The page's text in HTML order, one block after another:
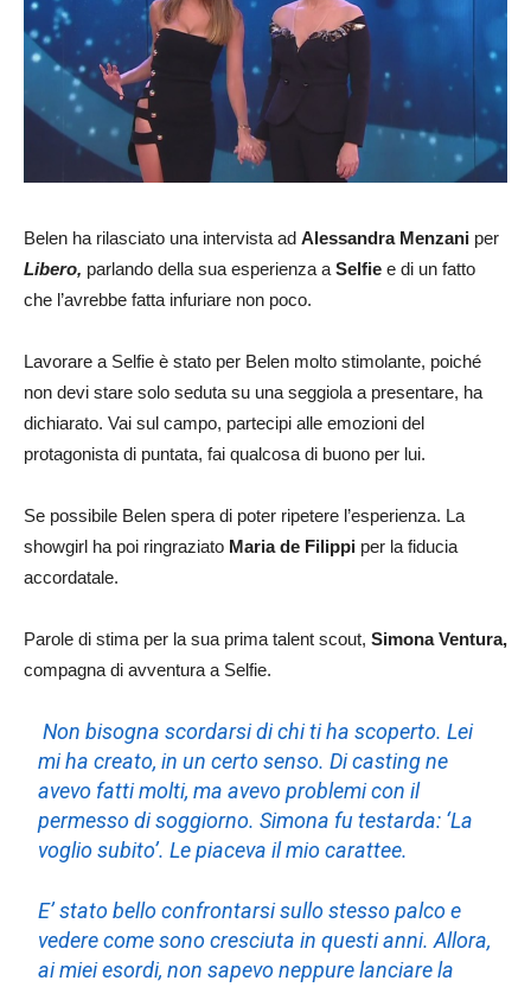
Belen ha rilasciato una intervista ad Alessandra Menzani per
Libero, parlando della sua esperienza a Selfie e di un fatto
che l’avrebbe fatta infuriare non poco.
Lavorare a Selfie è stato per Belen molto stimolante, poiché
non devi stare solo seduta su una seggiola a presentare, ha
dichiarato. Vai sul campo, partecipi alle emozioni del
protagonista di puntata, fai qualcosa di buono per lui.
Se possibile Belen spera di poter ripetere l’esperienza. La
showgirl ha poi ringraziato Maria de Filippi per la fiducia
accordatale.
Parole di stima per la sua prima talent scout, Simona Ventura,
compagna di avventura a Selfie.
Non bisogna scordarsi di chi ti ha scoperto. Lei
mi ha creato, in un certo senso. Di casting ne
avevo fatti molti, ma avevo problemi con il
permesso di soggiorno. Simona fu testarda: ‘La
voglio subito’. Le piaceva il mio carattee.
E’ stato bello confrontarsi sullo stesso palco e
vedere come sono cresciuta in questi anni. Allora,
ai miei esordi, non sapevo neppure lanciare la